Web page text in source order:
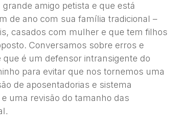
amigo petista e que está
de ano com sua família tradicional –
casados com mulher e que tem filhos
Conversamos sobre erros e
é um defensor intransigente do
para evitar que nos tornemos uma
de aposentadorias e sistema
uma revisão do tamanho das